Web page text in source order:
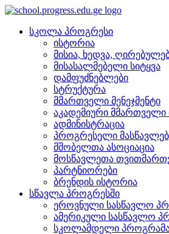
სკოლა პროგრესი
ისტორია
მისია, ხედვა,
მისასალმებელი სიტყვა
დამფუძნებლები
სტრუქტურა
მმართველი მენეჯმენტი
აკადემიური მმართველი
ადმინისტრაცია
პროგრესელი
მშობელთა ასოციაცია
მოსწავლეთა
პარტნიორები
ბრენდის ისტორია
სწავლა პროგრესში
ეროვნული სასწავლო
ამერიკული სასწავლო
სკოლამდელი